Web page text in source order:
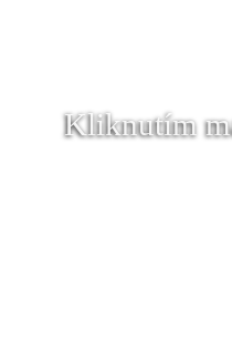
Kliknutím